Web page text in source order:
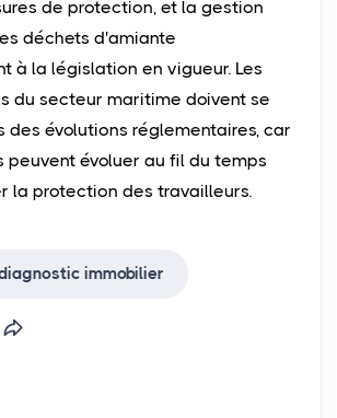
de protection, et la gestion
déchets d'amiante
à la législation en vigueur. Les
du secteur maritime doivent se
des évolutions réglementaires, car
peuvent évoluer au fil du temps
la protection des travailleurs.
immobilier